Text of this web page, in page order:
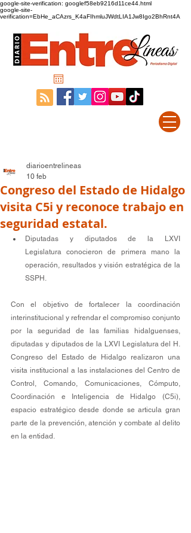
google-site-verification: googlef58eb9216d11ce44.html
google-site-
verification=EbHe_aCAzrs_K4aFIhmluJWdtLIA1Jw8Igo2BhRnt4A
Congreso del Estado de Hidalgo
visita C5i y reconoce trabajo en
seguridad estatal.
diarioentrelineas
10 feb
Diputadas y diputados de la LXVI
Legislatura conocieron de primera mano la
operación, resultados y visión estratégica de la
SSPH.
Con el objetivo de fortalecer la coordinación
interinstitucional y refrendar el compromiso conjunto
por la seguridad de las familias hidalguenses,
diputadas y diputados de la LXVI Legislatura del H.
Congreso del Estado de Hidalgo realizaron una
visita institucional a las instalaciones del Centro de
Control, Comando, Comunicaciones, Cómputo,
Coordinación e Inteligencia de Hidalgo (C5i),
espacio estratégico desde donde se articula gran
parte de la prevención, atención y combate al delito
en la entidad.